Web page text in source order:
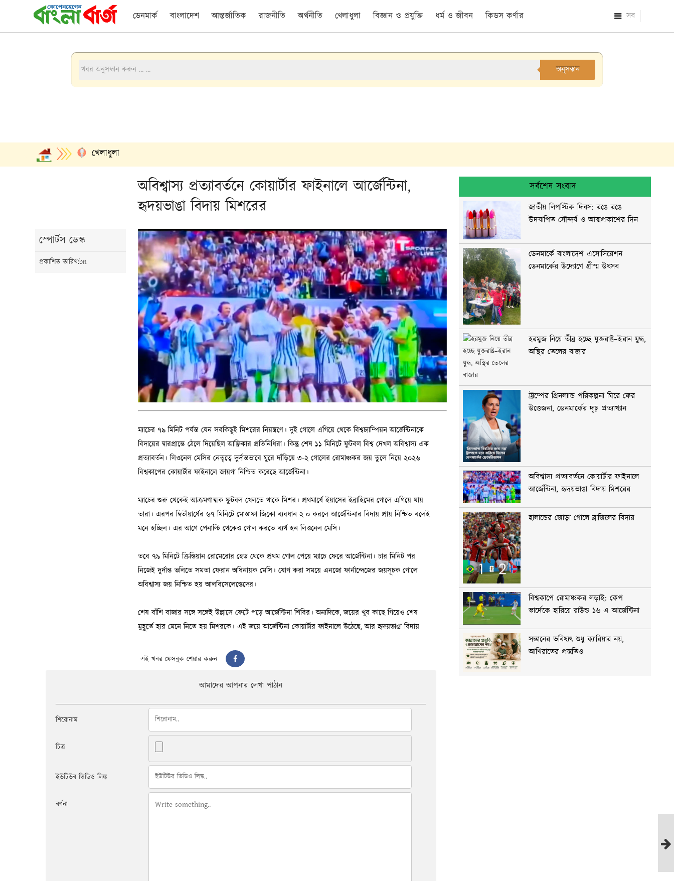
সব
ডেনমার্ক বাংলাদেশ আন্তর্জাতিক রাজনীতি অর্থনীতি খেলাধুলা বিজ্ঞান ও প্রযুক্তি ধর্ম ও জীবন কিডস কর্ণার
অনুসন্ধান
খেলাধুলা
অবিশ্বাস্য প্রত্যাবর্তনে কোয়ার্টার ফাইনালে আর্জেন্টিনা,
হৃদয়ভাঙা বিদায় মিশরের
স্পোর্টস ডেস্ক
প্রকাশিত তারিখ:bn
এই খবর ফেসবুক শেয়ার করুন
আমাদের আপনার লেখা পাঠান
শিরোনাম
চিত্র
ইউটিউব ভিডিও লিঙ্ক
বর্ণনা
সর্বশেষ সংবাদ
জাতীয় লিপস্টিক দিবস: রঙে রঙে
উদযাপিত সৌন্দর্য ও আত্মপ্রকাশের দিন
ডেনমার্কে বাংলাদেশ এসোসিয়েশন
ডেনমার্কের উদ্যোগে গ্রীস্ম উৎসব
হরমুজ নিয়ে তীব্র হচ্ছে যুক্তরাষ্ট্র–ইরান যুদ্ধ,
অস্থির তেলের বাজার
ট্রাম্পের গ্রিনল্যান্ড পরিকল্পনা ঘিরে ফের
উত্তেজনা, ডেনমার্কের দৃঢ় প্রত্যাখ্যান
অবিশ্বাস্য প্রত্যাবর্তনে কোয়ার্টার ফাইনালে
আর্জেন্টিনা, হৃদয়ভাঙা বিদায় মিশরের
হালান্ডের জোড়া গোলে ব্রাজিলের বিদায়
বিশ্বকাপে রোমাঞ্চকর লড়াই: কেপ
ভার্দেকে হারিয়ে রাউন্ড ১৬ এ আর্জেন্টিনা
সন্তানের ভবিষ্যৎ শুধু ক্যারিয়ার নয়,
আখিরাতের প্রস্তুতিও